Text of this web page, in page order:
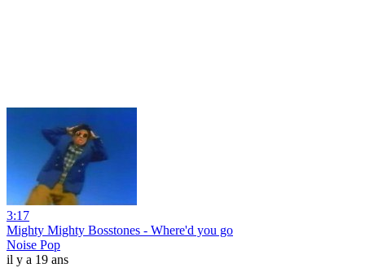
3:17
Mighty Mighty Bosstones - Where'd you go
Noise Pop
il y a 19 ans